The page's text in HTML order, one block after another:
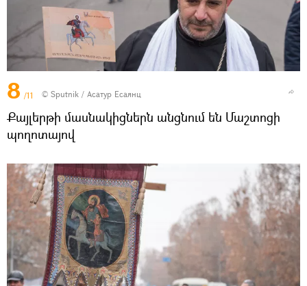
8 /11 © Sputnik / Асатур Есаянц
Քայլերթի մասնակիցներն անցնում են Մաշտոցի
պողոտայով